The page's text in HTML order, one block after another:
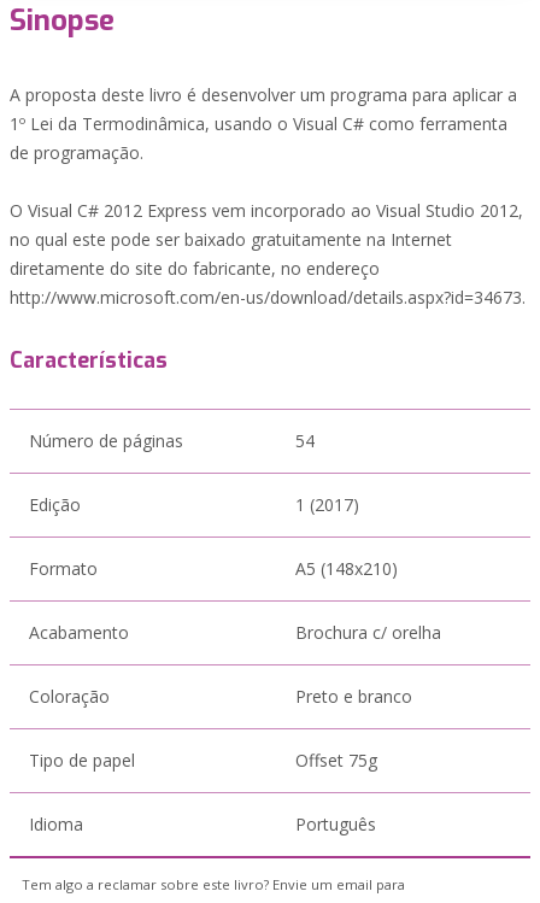
Sinopse
A proposta deste livro é desenvolver um programa para aplicar a
1º Lei da Termodinâmica, usando o Visual C# como ferramenta
de programação.
O Visual C# 2012 Express vem incorporado ao Visual Studio 2012,
no qual este pode ser baixado gratuitamente na Internet
diretamente do site do fabricante, no endereço
http://www.microsoft.com/en-us/download/details.aspx?id=34673.
Características
Número de páginas 54
Edição 1 (2017)
Formato A5 (148x210)
Acabamento Brochura c/ orelha
Coloração Preto e branco
Tipo de papel Offset 75g
Idioma Português
Tem algo a reclamar sobre este livro? Envie um email para